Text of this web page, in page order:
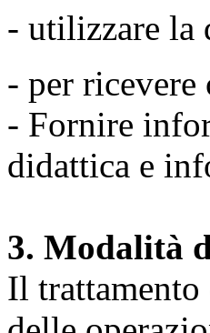
- utilizzare la
- per
- Fornire
didattica e
3. Modalità
Il trattamento